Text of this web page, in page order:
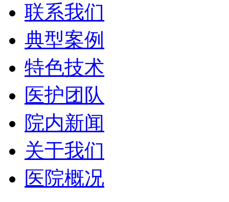
联系我们
典型案例
特色技术
医护团队
院内新闻
关于我们
医院概况